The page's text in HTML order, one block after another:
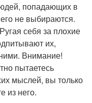
попадающих в
не выбираются.
себя за плохие
их,
Внимание!
пытаетесь
мыслей, вы только
из него.